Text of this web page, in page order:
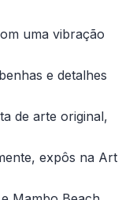
uma vibração
e detalhes
de arte original,
expôs na Art